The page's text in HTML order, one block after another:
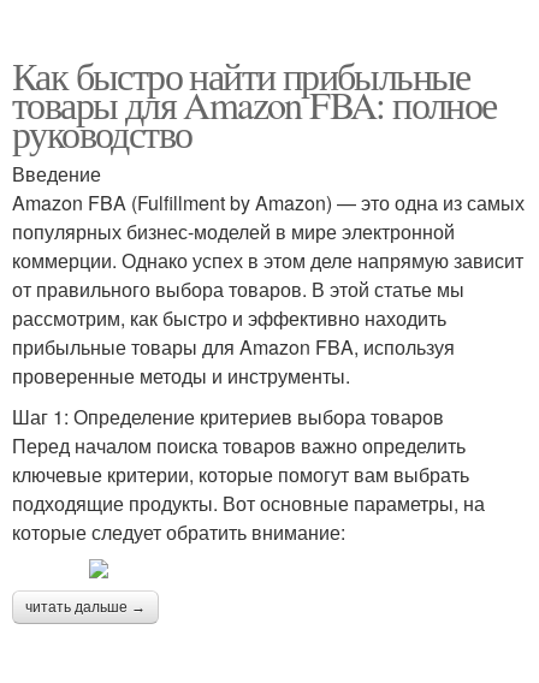
Как быстро найти прибыльные
товары для Amazon FBA: полное
руководство
Введение
Amazon FBA (Fulfillment by Amazon) — это одна из самых
популярных бизнес-моделей в мире электронной
коммерции. Однако успех в этом деле напрямую зависит
от правильного выбора товаров. В этой статье мы
рассмотрим, как быстро и эффективно находить
прибыльные товары для Amazon FBA, используя
проверенные методы и инструменты.
Шаг 1: Определение критериев выбора товаров
Перед началом поиска товаров важно определить
ключевые критерии, которые помогут вам выбрать
подходящие продукты. Вот основные параметры, на
которые следует обратить внимание:
читать дальше →